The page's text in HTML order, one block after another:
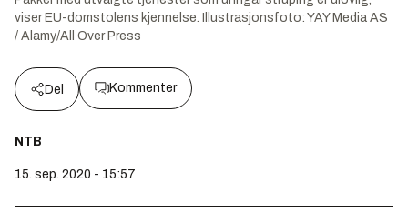
viser EU-domstolens kjennelse.
Illustrasjonsfoto: YAY Media AS
/ Alamy/All Over Press
Del Kommenter
NTB
15. sep. 2020 - 15:57